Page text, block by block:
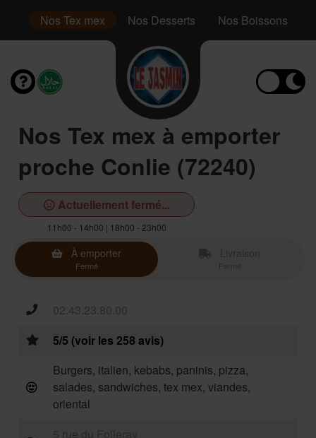
Nos Tex mex Nos Desserts Nos Boissons
Nos Tex mex à emporter
proche Conlie (72240)
Actuellement fermé...
11h00 - 14h00 | 18h00 - 23h00
À emporter
Fermé
02.43.23.80.00
5/5 (voir les 258 avis)
Burgers, italien, kebabs, paninis, pizza,
salades, sandwiches, tex mex, viandes,
oriental